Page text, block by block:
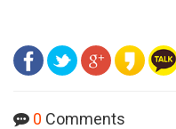
0 Comments